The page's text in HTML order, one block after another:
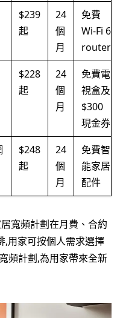
$239
起
24
個
月
免費
Wi-Fi 6
router
$228
起
24
個
月
免費電
視盒及
$300
現金券
$248
起
24
個
月
免費智
能家居
配件
寬頻計劃在月費、合約
,用家可按個人需求選擇
頻計劃,為用家帶來全新